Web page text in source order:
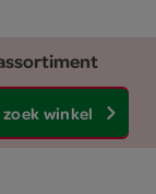
zoek winkel